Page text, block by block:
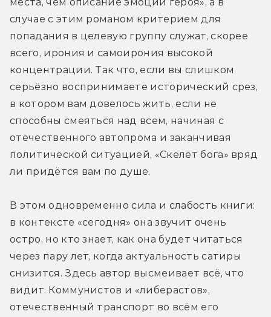
случае с этим романом критерием для
попадания в целевую группу служат, скорее
всего, ирония и самоирония высокой
концентрации. Так что, если вы слишком
серьёзно воспринимаете исторический срез,
в котором вам довелось жить, если не
способны смеяться над всем, начиная с
отечественного автопрома и заканчивая
политической ситуацией, «Скелет бога» вряд
ли придётся вам по душе.
В этом одновременно сила и слабость книги:
в контексте «сегодня» она звучит очень
остро, но кто знает, как она будет читаться
через пару лет, когда актуальность сатиры
снизится. Здесь автор высмеивает всё, что
видит. Коммунистов и «либерастов»,
отечественный транспорт во всём его